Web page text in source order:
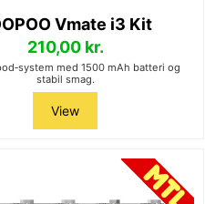
Vmate i3 Kit
210,00 kr.
med 1500 mAh batteri og
stabil smag.
View